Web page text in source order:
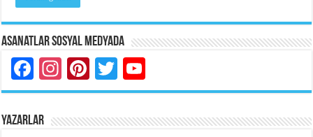
Asanatlar Sosyal Medyada
Facebook
Instagram
Pinterest
Twitter
YAZARLAR